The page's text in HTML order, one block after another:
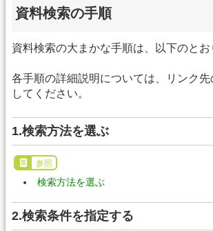
資料検索の手順
資料検索の大まかな手順は、以下のとお
各手順の詳細説明については、リンク先
してください。
1.検索方法を選ぶ
参照
検索方法を選ぶ
2.検索条件を指定する